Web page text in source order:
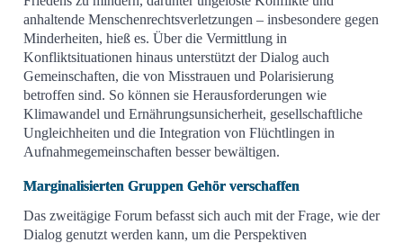
anhaltende Menschenrechtsverletzungen – insbesondere gegen
Minderheiten, hieß es. Über die Vermittlung in
Konfliktsituationen hinaus unterstützt der Dialog auch
Gemeinschaften, die von Misstrauen und Polarisierung
betroffen sind. So können sie Herausforderungen wie
Klimawandel und Ernährungsunsicherheit, gesellschaftliche
Ungleichheiten und die Integration von Flüchtlingen in
Aufnahmegemeinschaften besser bewältigen.
Marginalisierten Gruppen Gehör verschaffen
Das zweitägige Forum befasst sich auch mit der Frage, wie der
Dialog genutzt werden kann, um die Perspektiven